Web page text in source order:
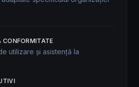
CONFORMITATE
utilizare și asistență la